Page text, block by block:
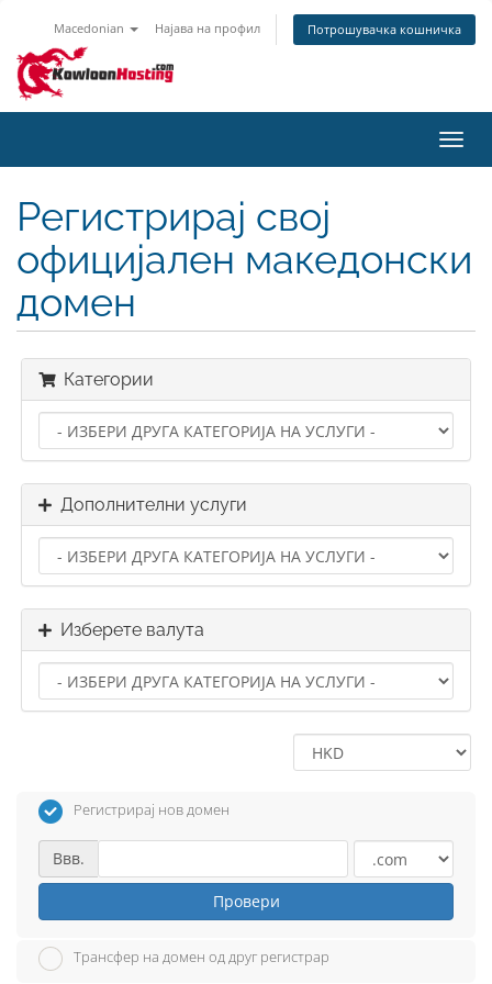
Macedonian Најава на профил Потрошувачка кошничка
ја
Регистрирај свој
официјален македонски
домен
Категории
Дополнителни услуги
Изберете валута
Регистрирај нов домен
Ввв.
Провери
Трансфер на домен од друг регистрар